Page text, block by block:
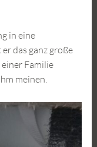
in eine
das ganz große
einer Familie
meinen.